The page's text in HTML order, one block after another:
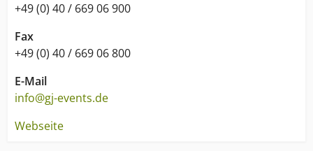
+49 (0) 40 / 669 06 900
Fax
+49 (0) 40 / 669 06 800
E-Mail
info@gj-events.de
Webseite